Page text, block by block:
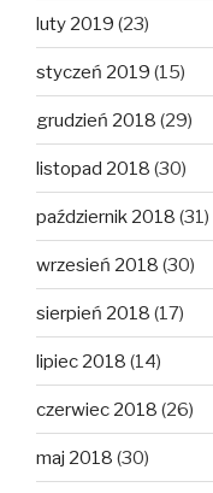
luty 2019 (23)
styczeń 2019 (15)
grudzień 2018 (29)
listopad 2018 (30)
październik 2018 (31)
wrzesień 2018 (30)
sierpień 2018 (17)
lipiec 2018 (14)
czerwiec 2018 (26)
maj 2018 (30)